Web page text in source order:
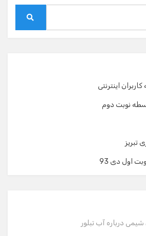
اینترنتی
نوبت دوم
تبریز
درباره آب تبلور
هوشمند
لطفاً شماره تماس یا ایمیل خود را